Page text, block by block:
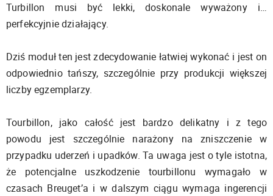
Turbillon musi być lekki, doskonale wyważony i…
perfekcyjnie działający.
Dziś moduł ten jest zdecydowanie łatwiej wykonać i jest on
odpowiednio tańszy, szczególnie przy produkcji większej
liczby egzemplarzy.
Tourbillon, jako całość jest bardzo delikatny i z tego
powodu jest szczególnie narażony na zniszczenie w
przypadku uderzeń i upadków. Ta uwaga jest o tyle istotna,
że potencjalne uszkodzenie tourbillonu wymagało w
czasach Breuget’a i w dalszym ciągu wymaga ingerencji